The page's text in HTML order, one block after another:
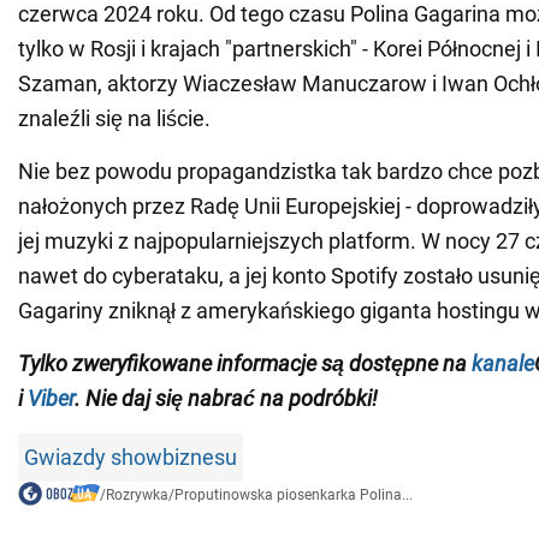
czerwca 2024 roku. Od tego czasu Polina Gagarina
tylko w Rosji i krajach "partnerskich" - Korei Północnej
Szaman, aktorzy Wiaczesław Manuczarow i Iwan
znaleźli się na liście.
Nie bez powodu propagandzistka tak bardzo chce
nałożonych przez Radę Unii Europejskiej -
jej muzyki z najpopularniejszych platform. W nocy 27
nawet do cyberataku, a jej konto Spotify zostało
Gagariny zniknął z amerykańskiego giganta hostingu
Tylkozweryfikowane informacje są dostępne nakanale
iViber. Nie daj się nabrać na podróbki!
Gwiazdy showbiznesu
/Rozrywka/Proputinowska piosenkarka Polina...